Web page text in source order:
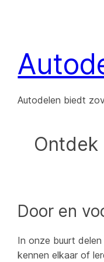
inhoud
Autodelen biedt
Ontdek
Door en
In onze buurt delen
kennen elkaar of